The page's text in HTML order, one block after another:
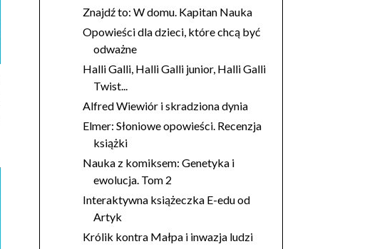
Znajdź to: W domu. Kapitan Nauka
Opowieści dla dzieci, które chcą być
odważne
Halli Galli, Halli Galli junior, Halli Galli
Twist...
Alfred Wiewiór i skradziona dynia
Elmer: Słoniowe opowieści. Recenzja
książki
Nauka z komiksem: Genetyka i
ewolucja. Tom 2
Interaktywna książeczka E-edu od
Artyk
Królik kontra Małpa i inwazja ludzi